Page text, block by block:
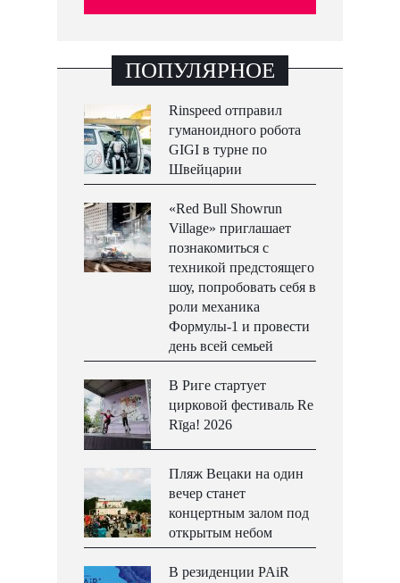
ПОПУЛЯРНОЕ
Rinspeed отправил
гуманоидного робота
GIGI в турне по
Швейцарии
«Red Bull Showrun
Village» приглашает
познакомиться с
техникой предстоящего
шоу, попробовать себя в
роли механика
Формулы-1 и провести
день всей семьей
В Риге стартует
цирковой фестиваль Re
Rīga! 2026
Пляж Вецаки на один
вечер станет
концертным залом под
открытым небом
В резиденции PAiR